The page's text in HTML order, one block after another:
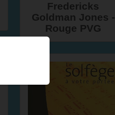
Fredericks
Goldman Jones -
Rouge PVG